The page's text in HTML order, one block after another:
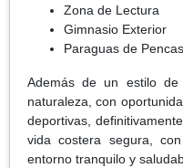
Zona de Lectura
Gimnasio Exterior
Paraguas de Pencas
Además de un estilo
naturaleza, con
deportivas,
vida costera segura,
entorno tranquilo y